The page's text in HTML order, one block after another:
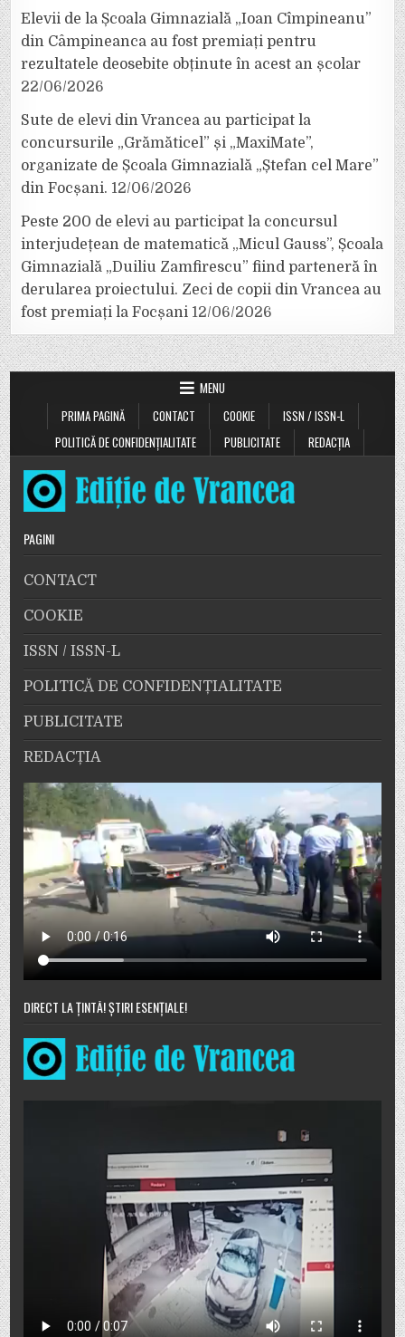
Elevii de la Școala Gimnazială „Ioan Cîmpineanu”
din Câmpineanca au fost premiați pentru
rezultatele deosebite obținute în acest an școlar
22/06/2026
Sute de elevi din Vrancea au participat la
concursurile „Grămăticel” și „MaxiMate”,
organizate de Școala Gimnazială „Ștefan cel Mare”
din Focșani. 12/06/2026
Peste 200 de elevi au participat la concursul
interjudețean de matematică „Micul Gauss”, Școala
Gimnazială „Duiliu Zamfirescu” fiind parteneră în
derularea proiectului. Zeci de copii din Vrancea au
fost premiați la Focșani 12/06/2026
MENU
PRIMA PAGINĂ
CONTACT COOKIE
ISSN / ISSN-L
POLITICĂ DE CONFIDENȚIALITATE
PUBLICITATE REDACȚIA
PAGINI
CONTACT
COOKIE
ISSN / ISSN-L
POLITICĂ DE CONFIDENȚIALITATE
PUBLICITATE
REDACȚIA
DIRECT LA ȚINTĂ! ȘTIRI ESENȚIALE!